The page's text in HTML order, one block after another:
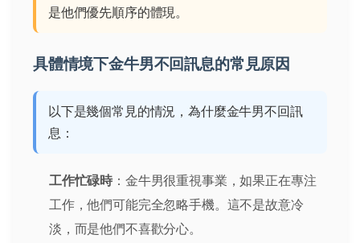
是他們優先順序的體現。
具體情境下金牛男不回訊息的常見原因
以下是幾個常見的情況，為什麼金牛男不回訊
息：
工作忙碌時：金牛男很重視事業，如果正在專注
工作，他們可能完全忽略手機。這不是故意冷
淡，而是他們不喜歡分心。